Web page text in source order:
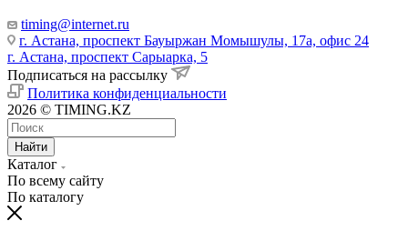
timing@internet.ru
г. Астана, проспект Бауыржан Момышулы, 17а, офис 24
г. Астана, проспект Сарыарка, 5
Подписаться на рассылку
Политика конфиденциальности
2026 © TIMING.KZ
Найти
Каталог
По всему сайту
По каталогу